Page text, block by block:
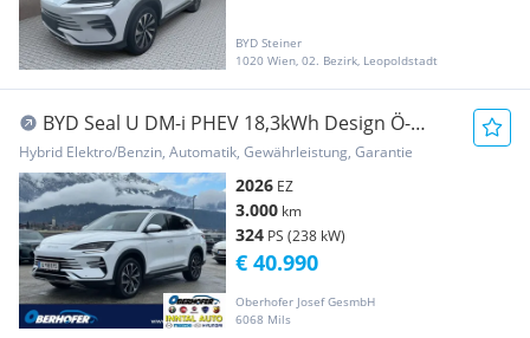
BYD Steiner
1020 Wien, 02. Bezirk, Leopoldstadt
BYD Seal U DM-i PHEV 18,3kWh Design Ö-
Paket *Allrad*
Hybrid Elektro/Benzin, Automatik, Gewährleistung, Garantie
2026 EZ
3.000 km
324 PS (238 kW)
Oberhofer Josef GesmbH
6068 Mils
€ 40.990